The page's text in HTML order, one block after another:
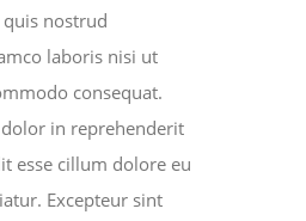
nostrud
laboris nisi ut
consequat.
in reprehenderit
esse cillum dolore eu
Excepteur sint